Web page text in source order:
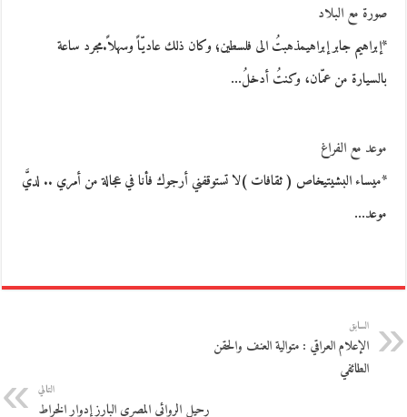
صورة مع البلاد
*إبراهيم جابر إبراهيمذهبتُ الى فلسطين؛ وكان ذلك عاديّاً وسهلاً.مجرد ساعة
بالسيارة من عمّان، وكنتُ أدخلُ…
موعد مع الفراغ
*ميساء البشيتيخاص ( ثقافات )لا تستوقفني أرجوك فأنا في عجالة من أمري .. لديَّ
موعد…
السابق
الإعلام العراقي : متوالية العنف والحقن
الطائفي
التالي
رحيل الروائي المصري البارز إدوار الخراط